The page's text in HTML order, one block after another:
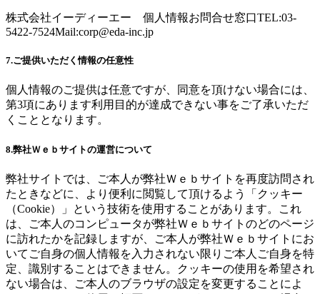
株式会社イーディーエー 個人情報お問合せ窓口TEL:03-
5422-7524Mail:corp@eda-inc.jp
7.ご提供いただく情報の任意性
個人情報のご提供は任意ですが、同意を頂けない場合には、
第3項にあります利用目的が達成できない事をご了承いただ
くこととなります。
8.弊社Ｗｅｂサイトの運営について
弊社サイトでは、ご本人が弊社Ｗｅｂサイトを再度訪問され
たときなどに、より便利に閲覧して頂けるよう「クッキー
（Cookie）」という技術を使用することがあります。これ
は、ご本人のコンピュータが弊社Ｗｅｂサイトのどのページ
に訪れたかを記録しますが、ご本人が弊社Ｗｅｂサイトにお
いてご自身の個人情報を入力されない限りご本人ご自身を特
定、識別することはできません。クッキーの使用を希望され
ない場合は、ご本人のブラウザの設定を変更することによ